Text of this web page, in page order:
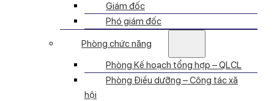
Giám đốc
Phó giám đốc
Phòng chức năng
Phòng Kế hoạch tổng hợp – QLCL
Phòng Điều dưỡng – Công tác xã
hội